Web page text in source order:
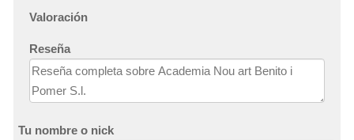
Valoración
Reseña
Tu nombre o nick